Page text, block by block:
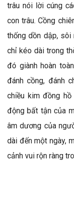
trâu nói lời cúng
con trâu. Cồng
thống dồn dập, sôi
chỉ kéo dài trong
đó giành hoàn
đánh cồng, đánh
chiều kim đồng
động bất tận của
âm dương của
dài đến một ngày,
cảnh vui rộn ràng